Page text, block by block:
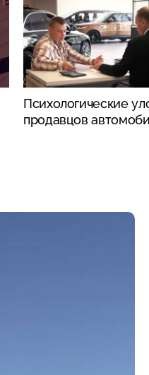
Психологические
продавцов